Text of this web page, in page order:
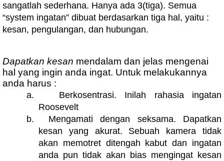
sangatlah sederhana. Hanya ada 3(tiga). Semua
“system ingatan” dibuat berdasarkan tiga hal, yaitu :
kesan, pengulangan, dan hubungan.
Dapatkan kesan mendalam dan jelas mengenai
hal yang ingin anda ingat. Untuk melakukannya
anda harus :
a.
Berkosentrasi. Inilah rahasia ingatan
Roosevelt
b.
Mengamati dengan seksama. Dapatkan
kesan yang akurat. Sebuah kamera tidak
akan memotret ditengah kabut dan ingatan
anda pun tidak akan bias mengingat kesan